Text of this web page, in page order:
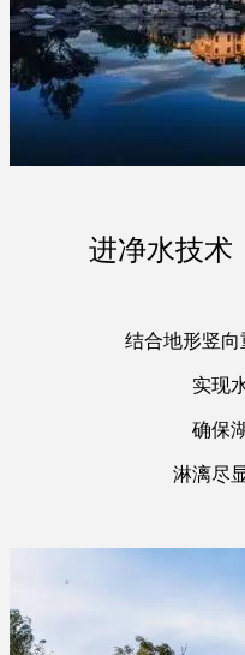
进净水技术
结合地形竖
实现
确保
淋漓尽